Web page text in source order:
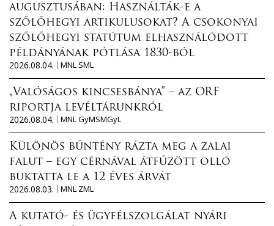
augusztusában: Használták-e a
szőlőhegyi artikulusokat? A csokonyai
szőlőhegyi statútum elhasználódott
példányának pótlása 1830-ból
2026.08.04.
MNL SML
„Valóságos kincsesbánya” – az ORF
riportja levéltárunkról
2026.08.04.
MNL GyMSMGyL
Különös bűntény rázta meg a zalai
falut – egy cérnával átfűzött olló
buktatta le a 12 éves árvát
2026.08.03.
MNL ZML
A kutató- és ügyfélszolgálat nyári